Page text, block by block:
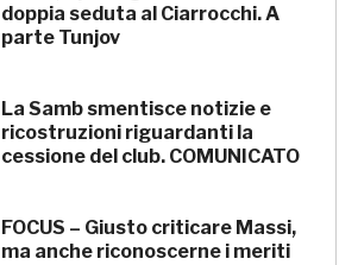
doppia seduta al Ciarrocchi. A
parte Tunjov
La Samb smentisce notizie e
ricostruzioni riguardanti la
cessione del club. COMUNICATO
FOCUS – Giusto criticare Massi,
ma anche riconoscerne i meriti